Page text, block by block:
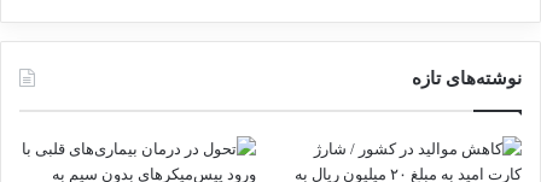
نوشته‌های تازه